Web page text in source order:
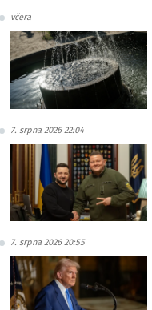
včera
7. srpna 2026 22:04
7. srpna 2026 20:55